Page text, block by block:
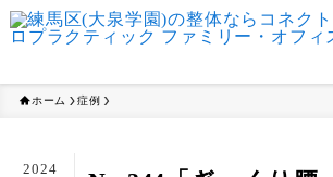
ホーム 症例
2024